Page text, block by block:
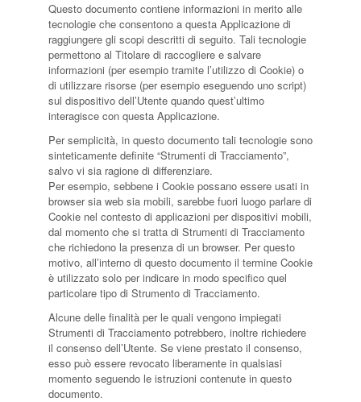
Questo documento contiene informazioni in merito alle
tecnologie che consentono a questa Applicazione di
raggiungere gli scopi descritti di seguito. Tali tecnologie
permettono al Titolare di raccogliere e salvare
informazioni (per esempio tramite l’utilizzo di Cookie) o
di utilizzare risorse (per esempio eseguendo uno script)
sul dispositivo dell’Utente quando quest’ultimo
interagisce con questa Applicazione.
Per semplicità, in questo documento tali tecnologie sono
sinteticamente definite “Strumenti di Tracciamento”,
salvo vi sia ragione di differenziare.
Per esempio, sebbene i Cookie possano essere usati in
browser sia web sia mobili, sarebbe fuori luogo parlare di
Cookie nel contesto di applicazioni per dispositivi mobili,
dal momento che si tratta di Strumenti di Tracciamento
che richiedono la presenza di un browser. Per questo
motivo, all’interno di questo documento il termine Cookie
è utilizzato solo per indicare in modo specifico quel
particolare tipo di Strumento di Tracciamento.
Alcune delle finalità per le quali vengono impiegati
Strumenti di Tracciamento potrebbero, inoltre richiedere
il consenso dell’Utente. Se viene prestato il consenso,
esso può essere revocato liberamente in qualsiasi
momento seguendo le istruzioni contenute in questo
documento.